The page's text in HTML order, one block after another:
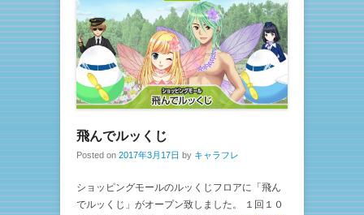
飛んでルッくじ
Posted on 2017年3月17日 by キャラフレ
ショッピングモールのルッくじフロアに「飛ん
でルッくじ」がオープン致しました。 １回１０